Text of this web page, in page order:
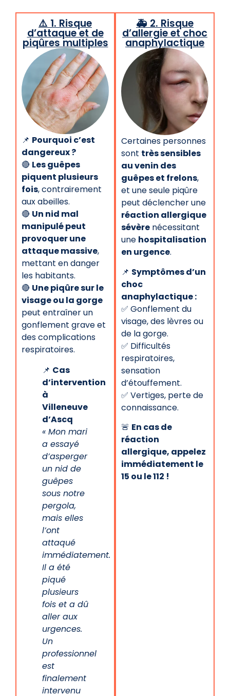
⚠️ 1. Risque
d’attaque et de
piqûres multiples
📌 Pourquoi c’est
dangereux ?
🔴 Les guêpes
piquent plusieurs
fois, contrairement
aux abeilles.
🔴 Un nid mal
manipulé peut
provoquer une
attaque massive,
mettant en danger
les habitants.
🔴 Une piqûre sur le
visage ou la gorge
peut entraîner un
gonflement grave et
des complications
respiratoires.
📌 Cas
d’intervention
à
Villeneuve
d’Ascq
« Mon mari
a essayé
d’asperger
un nid de
guêpes
sous notre
pergola,
mais elles
l’ont
attaqué
immédiatement.
Il a été
piqué
plusieurs
fois et a dû
aller aux
urgences.
Un
professionnel
est
finalement
intervenu
🚑 2. Risque
d’allergie et choc
anaphylactique
Certaines personnes
sont très sensibles
au venin des
guêpes et frelons,
et une seule piqûre
peut déclencher une
réaction allergique
sévère nécessitant
une hospitalisation
en urgence.
📌 Symptômes d’un
choc
anaphylactique :
✅ Gonflement du
visage, des lèvres ou
de la gorge.
✅ Difficultés
respiratoires,
sensation
d’étouffement.
✅ Vertiges, perte de
connaissance.
🚨 En cas de
réaction
allergique, appelez
immédiatement le
15 ou le 112 !